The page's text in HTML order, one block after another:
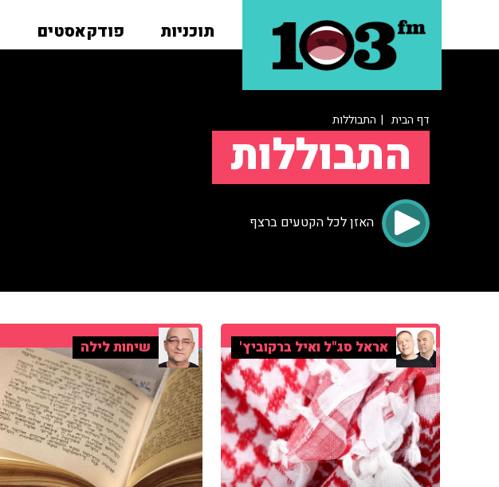
תוכניות פודקאסטים
דף הבית | התבוללות
התבוללות
האזן לכל הקטעים ברצף
אראל סג"ל ואיל ברקוביץ' שיחות לילה